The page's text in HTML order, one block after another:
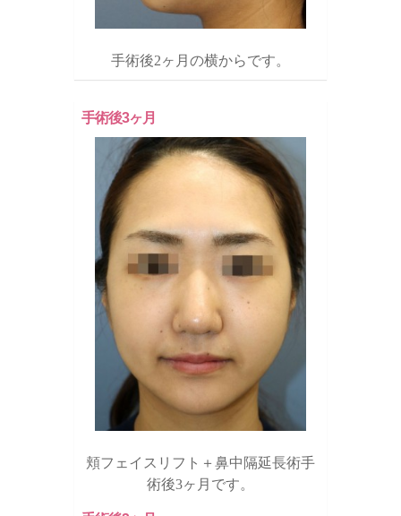
手術後2ヶ月の横からです。
手術後3ヶ月
頬フェイスリフト＋鼻中隔延長術手
術後3ヶ月です。